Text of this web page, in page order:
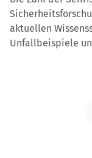
aktuellen
Unfallbeispiele